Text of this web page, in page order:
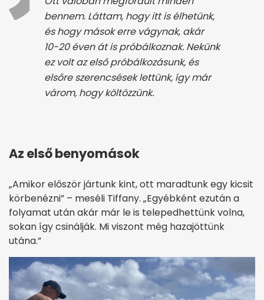
bennem. Láttam, hogy itt is élhetünk,
és hogy mások erre vágynak, akár
10-20 éven át is próbálkoznak. Nekünk
ez volt az első próbálkozásunk, és
elsőre szerencsések lettünk, így már
várom, hogy költözzünk.
Az első benyomások
„Amikor először jártunk kint, ott maradtunk egy kicsit
körbenézni” – meséli Tiffany. „Egyébként ezután a
folyamat után akár már le is telepedhettünk volna,
sokan így csinálják. Mi viszont még hazajöttünk
utána.”